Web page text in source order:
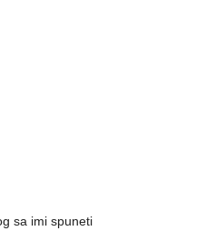
sa imi spuneti